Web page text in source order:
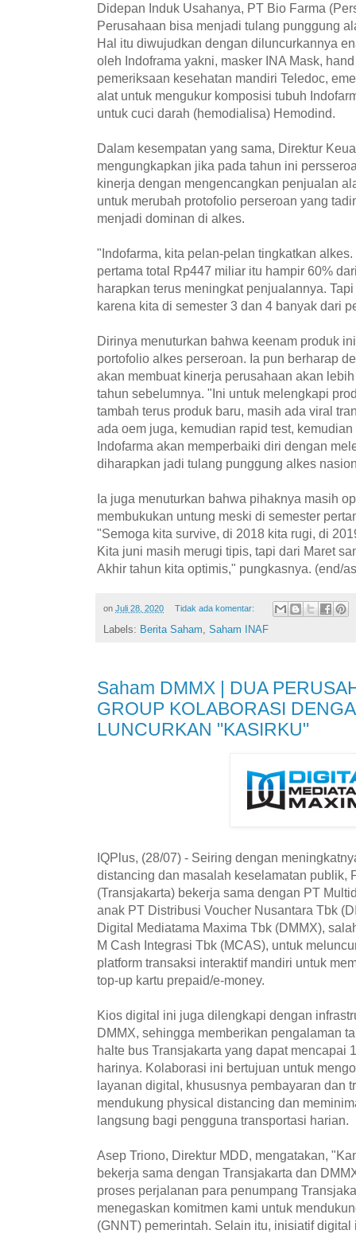
Didepan Induk Usahanya, PT Bio Farma
Perusahaan bisa menjadi tulang punggung
Hal itu diwujudkan dengan diluncurkannya
oleh Indoframa yakni, masker INA Mask,
pemeriksaan kesehatan mandiri Teledoc,
alat untuk mengukur komposisi tubuh
untuk cuci darah (hemodialisa) Hemodind.
Dalam kesempatan yang sama, Direktur
mengungkapkan jika pada tahun ini
kinerja dengan mengencangkan penjualan
untuk merubah protofolio perseroan yang
menjadi dominan di alkes.
"Indofarma, kita pelan-pelan tingkatkan
pertama total Rp447 miliar itu hampir 60%
harapkan terus meningkat penjualannya.
karena kita di semester 3 dan 4 banyak dari
Dirinya menuturkan bahwa keenam produk
portofolio alkes perseroan. Ia pun berharap
akan membuat kinerja perusahaan akan
tahun sebelumnya. "Ini untuk melengkapi
tambah terus produk baru, masih ada viral
ada oem juga, kemudian rapid test,
Indofarma akan memperbaiki diri dengan
diharapkan jadi tulang punggung alkes
Ia juga menuturkan bahwa pihaknya masih
membukukan untung meski di semester
"Semoga kita survive, di 2018 kita rugi, di
Kita juni masih merugi tipis, tapi dari Maret
Akhir tahun kita optimis," pungkasnya. (end/
on Juli 28, 2020 Tidak ada komentar:
Labels: Berita Saham, Saham INAF
Saham DMMX | DUA
GROUP KOLABORASI
LUNCURKAN "KASIRKU"
IQPlus, (28/07) - Seiring dengan
distancing dan masalah keselamatan publik,
(Transjakarta) bekerja sama dengan PT
anak PT Distribusi Voucher Nusantara Tbk
Digital Mediatama Maxima Tbk (DMMX),
M Cash Integrasi Tbk (MCAS), untuk
platform transaksi interaktif mandiri untuk
top-up kartu prepaid/e-money.
Kios digital ini juga dilengkapi dengan
DMMX, sehingga memberikan pengalaman
halte bus Transjakarta yang dapat mencapai
harinya. Kolaborasi ini bertujuan untuk
layanan digital, khususnya pembayaran dan
mendukung physical distancing dan
langsung bagi pengguna transportasi harian.
Asep Triono, Direktur MDD, mengatakan,
bekerja sama dengan Transjakarta dan
proses perjalanan para penumpang
menegaskan komitmen kami untuk
(GNNT) pemerintah. Selain itu, inisiatif